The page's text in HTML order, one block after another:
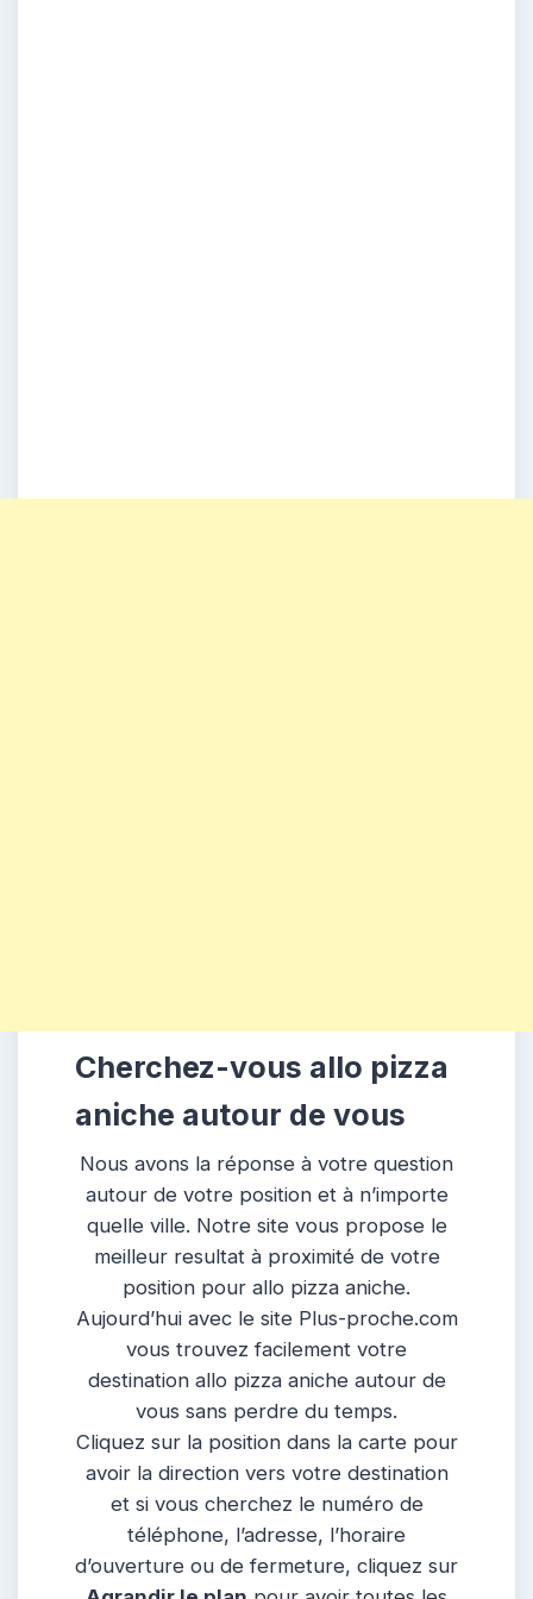
Cherchez-vous allo pizza
aniche autour de vous
Nous avons la réponse à votre question
autour de votre position et à n’importe
quelle ville. Notre site vous propose le
meilleur resultat à proximité de votre
position pour allo pizza aniche.
Aujourd’hui avec le site Plus-proche.com
vous trouvez facilement votre
destination allo pizza aniche autour de
vous sans perdre du temps.
Cliquez sur la position dans la carte pour
avoir la direction vers votre destination
et si vous cherchez le numéro de
téléphone, l’adresse, l’horaire
d’ouverture ou de fermeture, cliquez sur